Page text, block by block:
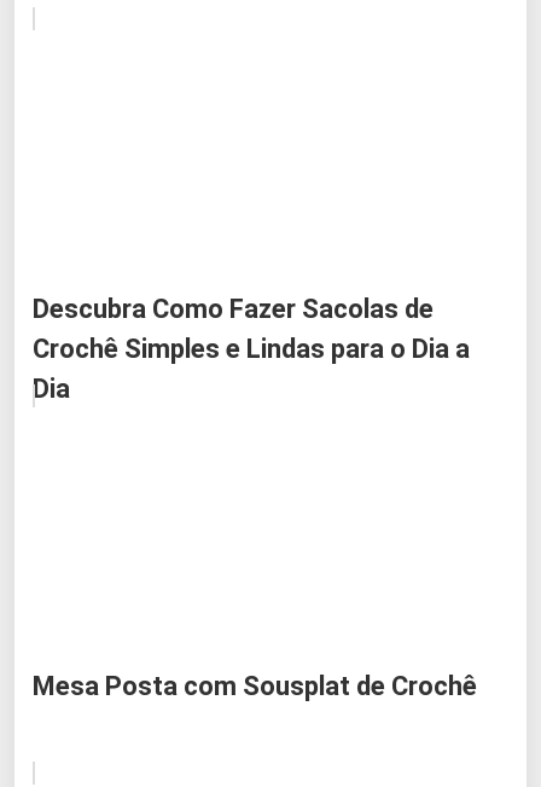
Descubra Como Fazer Sacolas de
Crochê Simples e Lindas para o Dia a
Dia
Mesa Posta com Sousplat de Crochê